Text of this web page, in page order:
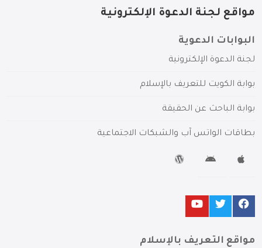
مواقع لجنة الدعوة الإلكترونية
البوابات الدعوية
لجنة الدعوة الإلكترونية
بوابة الكويت للتعريف بالإسلام
بوابة الباحث عن الحقيقة
بطاقات الواتس آب والشبكات الاجتماعية
مواقع التعريف بالإسلام